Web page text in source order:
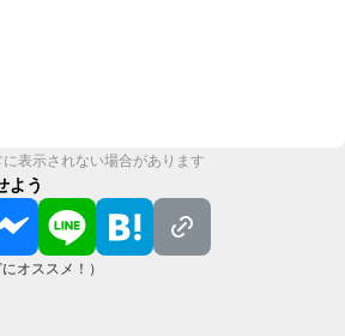
表示されない場合があります
よう
オススメ！）